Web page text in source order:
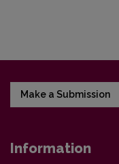
Make a Submission
Information